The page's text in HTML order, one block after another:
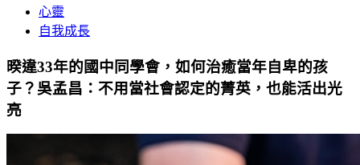
心靈
自我成長
暌違33年的國中同學會，如何治癒當年自卑的孩
子？吳孟昌：不用當社會認定的菁英，也能活出光
亮